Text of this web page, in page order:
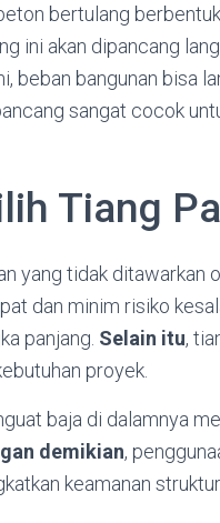
bertulang
ini akan dipancang
beban bangunan bisa
sangat cocok
Tiang
yang tidak ditawarkan
dan minim risiko
panjang. Selain itu,
proyek.
baja di dalamnya
demikian,
keamanan struktur